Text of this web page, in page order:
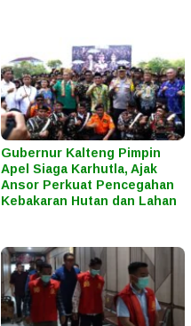
Gubernur Kalteng Pimpin
Apel Siaga Karhutla, Ajak
Ansor Perkuat Pencegahan
Kebakaran Hutan dan Lahan